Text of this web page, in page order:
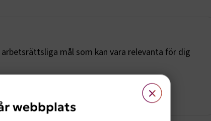
mål som kan vara relevanta för dig
×
webbplats